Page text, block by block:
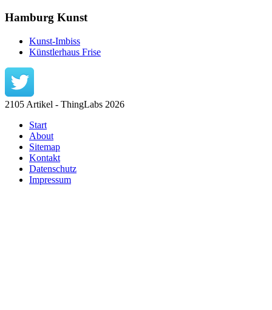
Hamburg Kunst
Kunst-Imbiss
Künstlerhaus Frise
2105 Artikel - ThingLabs 2026
Start
About
Sitemap
Kontakt
Datenschutz
Impressum